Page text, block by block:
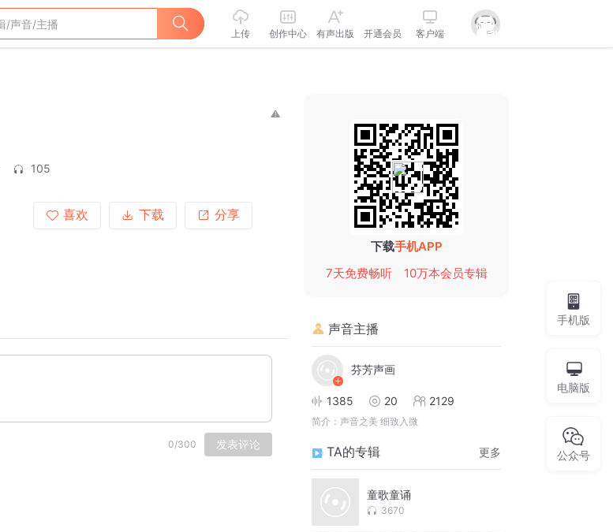
上传 创作中心 有声出版 开通会员 客户端
105
喜欢
下载 分享
0/300 发表评论
下载手机APP
7天免费畅听
10万本会员专辑
声音主播
芬芳声画
1385 20 2129
简介： 声音之美 细致入微
TA的专辑 更多
童歌童诵
3670
手机版
电脑版
公众号